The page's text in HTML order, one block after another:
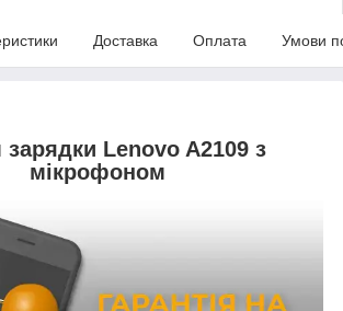
Доставка Оплата Умови
Lenovo A2109 з
мікрофоном